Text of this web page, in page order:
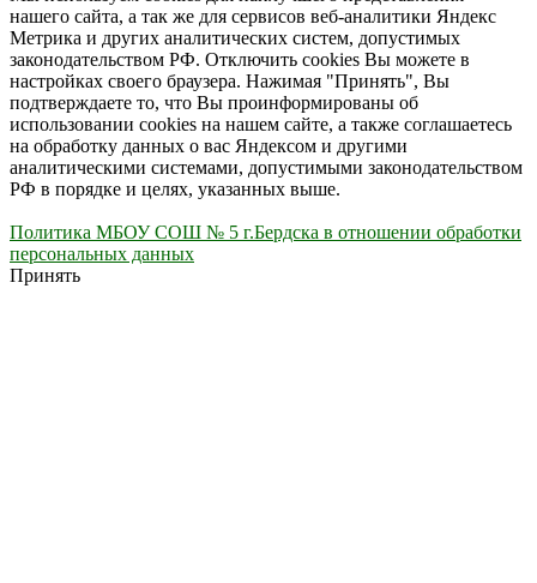
нашего сайта, а так же для сервисов веб-аналитики Яндекс
Метрика и других аналитических систем, допустимых
законодательством РФ. Отключить cookies Вы можете в
настройках своего браузера. Нажимая "Принять", Вы
подтверждаете то, что Вы проинформированы об
использовании cookies на нашем сайте, а также соглашаетесь
на обработку данных о вас Яндексом и другими
аналитическими системами, допустимыми законодательством
РФ в порядке и целях, указанных выше.
Политика МБОУ СОШ № 5 г.Бердска в отношении обработки
персональных данных
Принять